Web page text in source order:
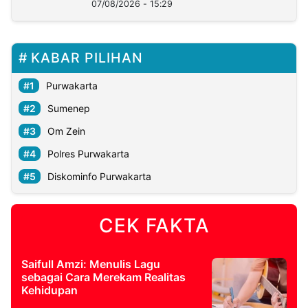
07/08/2026 - 15:29
KABAR PILIHAN
Purwakarta
Sumenep
Om Zein
Polres Purwakarta
Diskominfo Purwakarta
CEK FAKTA
Saifull Amzi: Menulis Lagu
sebagai Cara Merekam Realitas
Kehidupan